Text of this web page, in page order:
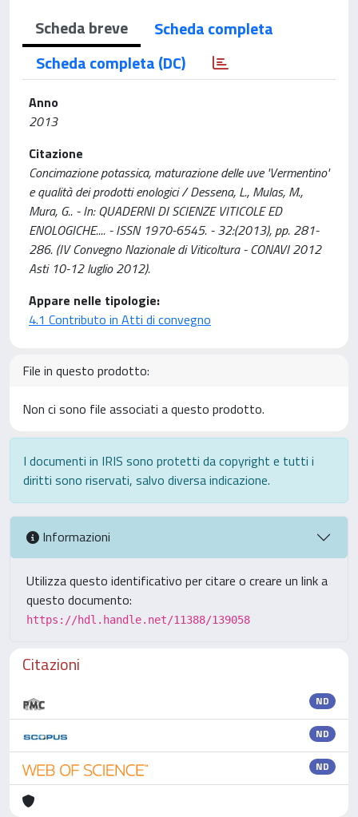
Scheda breve
Scheda completa
Scheda completa (DC)
Anno
2013
Citazione
Concimazione potassica, maturazione delle uve 'Vermentino'
e qualità dei prodotti enologici / Dessena, L., Mulas, M.,
Mura, G.. - In: QUADERNI DI SCIENZE VITICOLE ED
ENOLOGICHE.... - ISSN 1970-6545. - 32:(2013), pp. 281-
286. (IV Convegno Nazionale di Viticoltura - CONAVI 2012
Asti 10-12 luglio 2012).
Appare nelle tipologie:
4.1 Contributo in Atti di convegno
File in questo prodotto:
Non ci sono file associati a questo prodotto.
I documenti in IRIS sono protetti da copyright e tutti i
diritti sono riservati, salvo diversa indicazione.
Informazioni
Utilizza questo identificativo per citare o creare un link a
questo documento:
https://hdl.handle.net/11388/139058
Citazioni
ND
ND
ND